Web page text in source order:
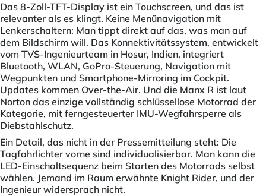
Das 8-Zoll-TFT-Display ist ein Touchscreen, und das ist
relevanter als es klingt. Keine Menünavigation mit
Lenkerschaltern: Man tippt direkt auf das, was man auf
dem Bildschirm will. Das Konnektivitätssystem, entwickelt
vom TVS-Ingenieurteam in Hosur, Indien, integriert
Bluetooth, WLAN, GoPro-Steuerung, Navigation mit
Wegpunkten und Smartphone-Mirroring im Cockpit.
Updates kommen Over-the-Air. Und die Manx R ist laut
Norton das einzige vollständig schlüssellose Motorrad der
Kategorie, mit ferngesteuerter IMU-Wegfahrsperre als
Diebstahlschutz.
Ein Detail, das nicht in der Pressemitteilung steht: Die
Tagfahrlichter vorne sind individualisierbar. Man kann die
LED-Einschaltsequenz beim Starten des Motorrads selbst
wählen. Jemand im Raum erwähnte Knight Rider, und der
Ingenieur widersprach nicht.